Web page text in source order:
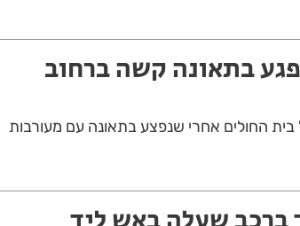
בתאונה קשה ברחוב
חשמליים בן 52, פונה אל בית החולים אחרי שנפצע בתאונה עם מעורבות